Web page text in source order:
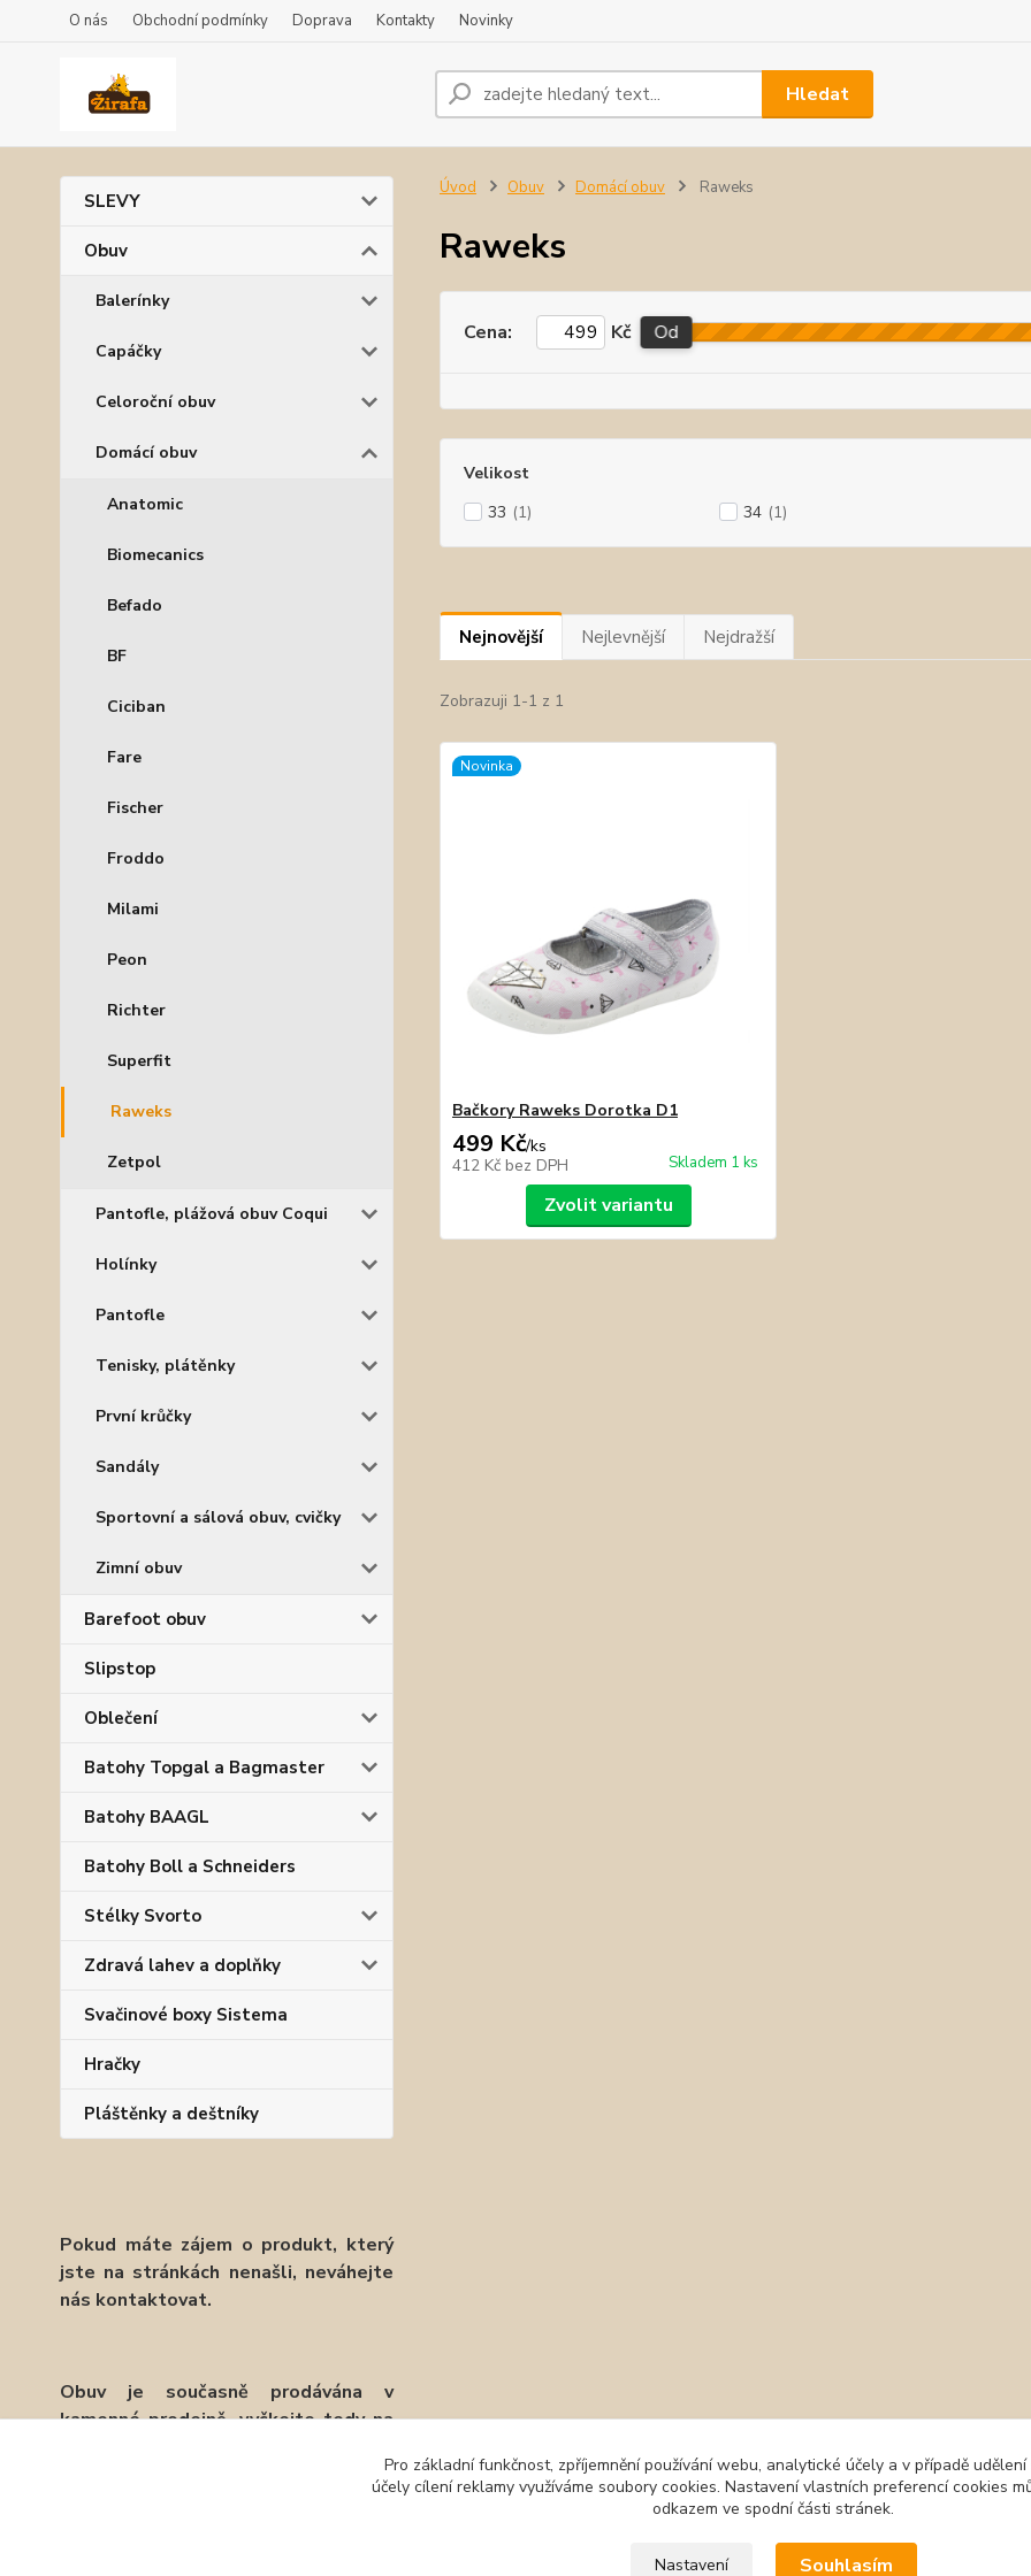
O nás Obchodní podmínky Doprava Kontakty Novinky
Hledat
SLEVY
Obuv
Balerínky
Capáčky
Celoroční obuv
Domácí obuv
Anatomic
Biomecanics
Befado
BF
Ciciban
Fare
Fischer
Froddo
Milami
Peon
Richter
Superfit
Raweks
Zetpol
Pantofle, plážová obuv Coqui
Holínky
Pantofle
Tenisky, plátěnky
První krůčky
Sandály
Sportovní a sálová obuv, cvičky
Zimní obuv
Barefoot obuv
Slipstop
Oblečení
Batohy Topgal a Bagmaster
Batohy BAAGL
Batohy Boll a Schneiders
Stélky Svorto
Zdravá lahev a doplňky
Svačinové boxy Sistema
Hračky
Pláštěnky a deštníky
Pokud máte zájem o produkt, který
jste na stránkách nenašli, neváhejte
nás kontaktovat.
Obuv je současně prodávána v
kamenné prodejně, vyčkejte tedy na
Úvod Obuv Domácí obuv Raweks
Raweks
Cena: Kč Od
Velikost
33 (1) 34 (1)
Nejnovější Nejlevnější Nejdražší
Zobrazuji 1-1 z 1
Novinka
Bačkory Raweks Dorotka D1
499 Kč/ks
412 Kč bez DPH Skladem 1 ks
Zvolit variantu
Pro základní funkčnost, zpříjemnění používání webu, analytické účely a v případě
účely cílení reklamy využíváme soubory cookies. Nastavení vlastních preferencí cookies
odkazem ve spodní části stránek.
Nastavení Souhlasím